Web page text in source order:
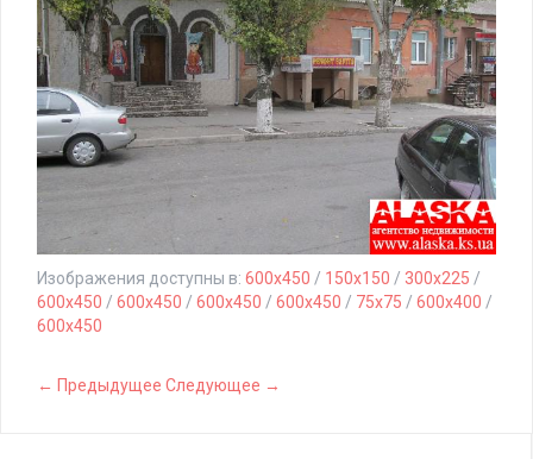
Изображения доступны в: 600x450 / 150x150 / 300x225 /
600x450 / 600x450 / 600x450 / 600x450 / 75x75 / 600x400 /
600x450
← Предыдущее Следующее →